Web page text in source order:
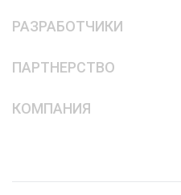
РАЗРАБОТЧИКИ
ПАРТНЕРСТВО
КОМПАНИЯ